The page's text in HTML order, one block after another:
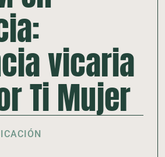
vicaria
Ti Mujer